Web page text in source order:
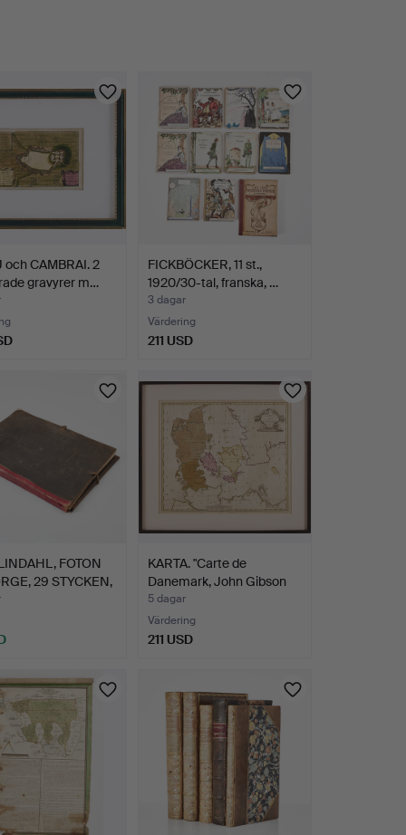
och CAMBRAI. 2
gravyrer m…
FICKBÖCKER, 11 st.,
1920/30-tal, franska, …
3 dagar
Värdering
211 USD
FOTON
29 STYCKEN,
KARTA. "Carte de
Danemark, John Gibson
175…
5 dagar
Värdering
211 USD